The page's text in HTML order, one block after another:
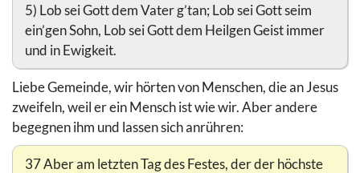
5) Lob sei Gott dem Vater g’tan; Lob sei Gott seim
ein’gen Sohn, Lob sei Gott dem Heilgen Geist immer
und in Ewigkeit.
Liebe Gemeinde, wir hörten von Menschen, die an Jesus
zweifeln, weil er ein Mensch ist wie wir. Aber andere
begegnen ihm und lassen sich anrühren:
37 Aber am letzten Tag des Festes, der der höchste